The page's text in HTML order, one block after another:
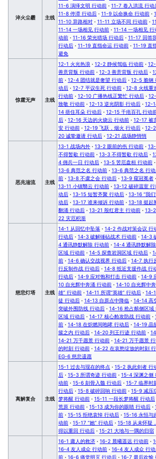
淬火尘霾 主线
11-6 演绎文明 行动前 · 11-7 卷入洪流 行动
11-8 停滞 行动后 · 11-9 以命换命 行动前 ·
11-10 异路相对 · 11-11 立场不同 行动前 ·
11-14 一场相见 行动前 · 11-14 一场相见 行
动前 · 11-16 荣光猎场 行动后 · 11-17 回答
行动后 · 11-19 直指命运 行动前 · 11-19 直
避免
惊霆无声 主线
12-1 火光热浪 · 12-2 静候驾临 行动前 ·
善意背叛 行动前 · 12-3 善意背叛 行动后 ·
前 · 12-4 团结就是奢望 行动后 · 12-5 脆钢
动后 · 12-7 平议生死 行动前 · 12-8 火线重
行动前 · 12-10 广播热线正繁忙 行动后 ·
致敬 行动前 · 12-13 逆光阴影 行动后 · 12-
14 捂住耳朵 行动后 · 12-15 千疮百孔 行动
后 · 12-16 天边的火烧云 行动前 · 12-17 被
安 行动前 · 12-19 飞跃，烟火 行动后 · 12-
20 诚挚邀请 行动后 · 12-21 战场静悄悄
恶兆湍流 主线
13-1 战场内外 · 13-2 眼前的伤 行动前 ·
不得暂歇 行动前 · 13-3 不得暂歇 行动后 ·
4 佣兵一日 行动后 · 13-5 苦厄盘桓 行动前 ·
13-6 典范之名 行动前 · 13-6 典范之名 行
前 · 13-8 不虞之会 行动后 · 13-9 窥冠冕者 ·
13-11 小镇翳云 行动前 · 13-12 破碎温室 行
动后 · 13-15 短暂齐聚 行动后 · 13-16 “我
动后 · 13-17 谁来倾诉 行动前 · 13-18 挺起
翻涌 行动后 · 13-21 殷红君主 行动前 · 13-
22 灾厄积渐
慈悲灯塔 主线
14-1 从回忆中坠落 · 14-2 作战对策会议 行
行动后 · 14-3 破解锤砧战术 行动前 · 14-3
4 通讯静默解除 行动前 · 14-4 通讯静默解
区域 行动前 · 14-5 探查岩洞区域 行动后 ·
前 · 14-6 确认交战视界 行动后 · 14-7 执行
行反制作战 行动后 · 14-8 抵近支援作战 行
行动后 · 14-9 应对饱和打击 行动前 · 14-9
10 自光辉中奔涌 行动前 · 14-10 自光辉中
雄” 行动前 · 14-11 所谓“英雄” 行动后 · 14-
徒 行动后 · 14-13 自原点中降临 · 14-14 高
突破外围防线 行动后 · 14-16 抢占舷侧区域
区域 行动后 · 14-17 核心舱攻防战 行动前 ·
前 · 14-18 在炽燃间咆哮 行动后 · 14-19 晶
簇之内 行动后 · 14-20 列王行迹 行动前 ·
14-21 万千愿景 行动前 · 14-21 万千愿景
的时刻 行动前 · 14-22 在哀愁绽放的时刻
EG-6 慈悲遗愿
离解复合 主线
15-1 过去与现在的终点 · 15-2 执此剑者 行
后 · 15-3 所谓奇迹 行动前 · 15-4 深渊之侧
动前 · 15-6 刻骨入髓 行动后 · 15-7 临界时
行动后 · 15-8 破碎回响 行动前 · 15-9 减压
梦将醒 行动前 · 15-11 一段长梦将醒 行动后
荒原 行动前 · 15-13 成为你的眼睛 行动后 ·
前 · 15-15 拒绝哀悼 行动后 · 15-16 永恒与
动前 · 15-17 “她” 行动后 · 15-18 从未怀疑
得以重回 行动后 · 15-21 大地与一隅的归宿
16-1 庸人的救济 · 16-2 晨曦遥远 行动前 ·
16-4 友人成众 行动前 · 16-4 友人成众 行
前 · 16-6 痛觉明灭 行动后 · 16-7 最后欢愉